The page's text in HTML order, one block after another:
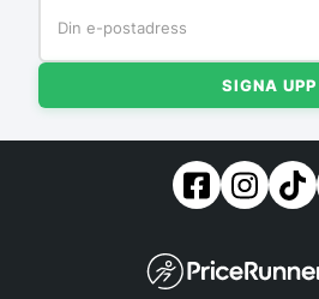
SIGNA UPP